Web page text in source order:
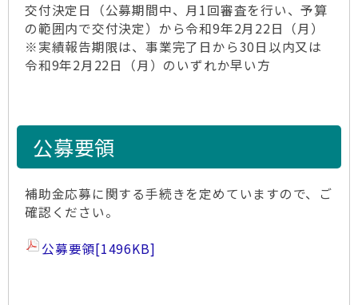
交付決定日（公募期間中、月1回審査を行い、予算
の範囲内で交付決定）から令和9年2月22日（月）
※実績報告期限は、事業完了日から30日以内又は
令和9年2月22日（月）のいずれか早い方
公募要領
補助金応募に関する手続きを定めていますので、ご
確認ください。
公募要領[1496KB]